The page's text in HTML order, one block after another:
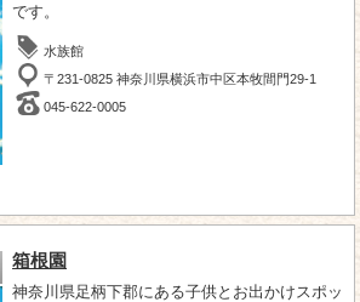
です。
水族館
〒231-0825 神奈川県横浜市中区本牧間門29-1
045-622-0005
箱根園
神奈川県足柄下郡にある子供とお出かけスポッ